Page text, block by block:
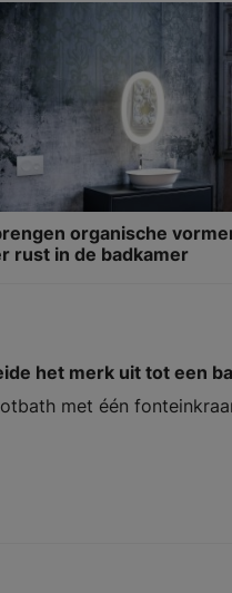
organische
rust in de badkamer
het merk uit tot een
met één